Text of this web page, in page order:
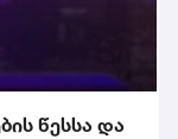
წესსა და